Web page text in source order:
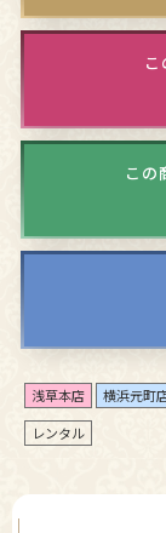
この
浅草本店 横浜元町
レンタル